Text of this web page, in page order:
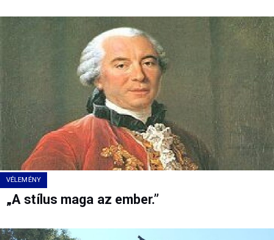
VÉLEMÉNY
„A stílus maga az ember.”